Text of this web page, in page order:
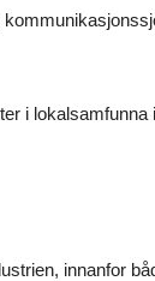
i lokalsamfunna i
innanfor